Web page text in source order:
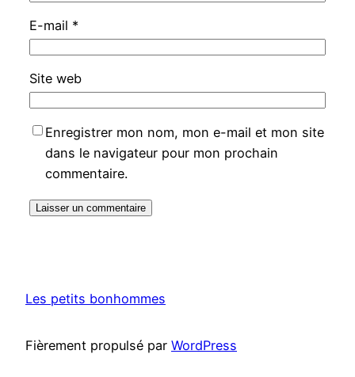
E-mail *
Site web
Enregistrer mon nom, mon e-mail et mon site
dans le navigateur pour mon prochain
commentaire.
Les petits bonhommes
Fièrement propulsé par WordPress